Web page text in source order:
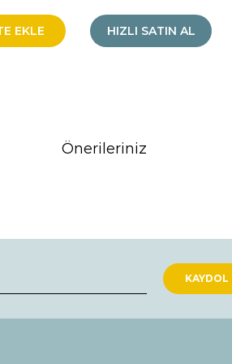
EKLE HIZLI SATIN AL
Önerileriniz
KAYDOL